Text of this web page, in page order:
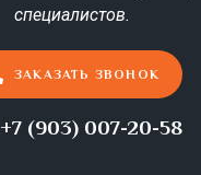
специалистов.
ЗАКАЗАТЬ ЗВОНОК
+7 (903) 007-20-58